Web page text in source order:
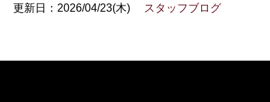
更新日：2026/04/23(木) スタッフブログ